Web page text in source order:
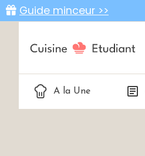
Guide minceur >>
A la Une